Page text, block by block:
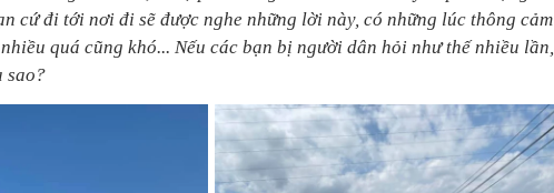
cứ đi tới nơi đi sẽ được nghe những lời này, có những lúc thông cảm
quá cũng khó... Nếu các bạn bị người dân hỏi như thế nhiều lần,
sao?